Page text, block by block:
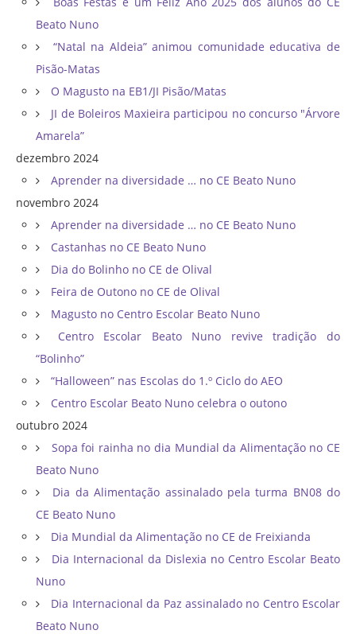
Beato Nuno
“Natal na Aldeia” animou comunidade educativa de
Pisão-Matas
O Magusto na EB1/JI Pisão/Matas
JI de Boleiros Maxieira participou no concurso "Árvore
Amarela”
dezembro 2024
Aprender na diversidade … no CE Beato Nuno
novembro 2024
Aprender na diversidade … no CE Beato Nuno
Castanhas no CE Beato Nuno
Dia do Bolinho no CE de Olival
Feira de Outono no CE de Olival
Magusto no Centro Escolar Beato Nuno
Centro Escolar Beato Nuno revive tradição do
“Bolinho”
“Halloween” nas Escolas do 1.º Ciclo do AEO
Centro Escolar Beato Nuno celebra o outono
outubro 2024
Sopa foi rainha no dia Mundial da Alimentação no CE
Beato Nuno
Dia da Alimentação assinalado pela turma BN08 do
CE Beato Nuno
Dia Mundial da Alimentação no CE de Freixianda
Dia Internacional da Dislexia no Centro Escolar Beato
Nuno
Dia Internacional da Paz assinalado no Centro Escolar
Beato Nuno